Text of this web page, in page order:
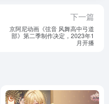
下一篇
京阿尼动画《弦音 风舞高中弓道
部》第二季制作决定，2023年1
月开播